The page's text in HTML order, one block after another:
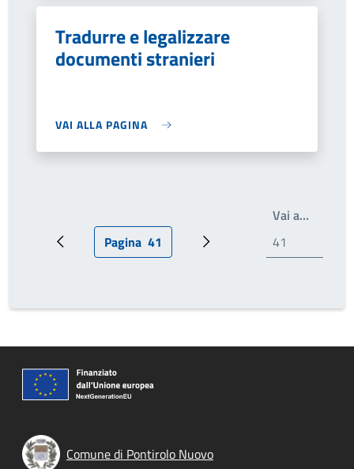
Tradurre e legalizzare
documenti stranieri
VAI ALLA PAGINA
Pagina precedentePagina attuale
Pagina 41 Prossima pagina
Vai a…Write
Comune di Pontirolo Nuovo